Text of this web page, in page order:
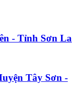
- Tỉnh Sơn La
Tây Sơn -